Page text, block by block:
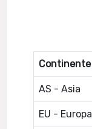
Continente
AS - Asia
EU - Europa